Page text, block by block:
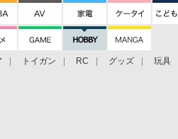
トイガン RC グッズ 玩具